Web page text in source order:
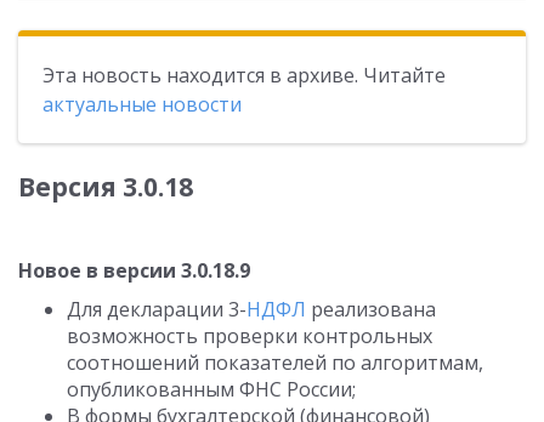
Эта новость находится в архиве. Читайте
актуальные новости
Версия 3.0.18
Новое в версии 3.0.18.9
Для декларации 3-НДФЛ реализована
возможность проверки контрольных
соотношений показателей по алгоритмам,
опубликованным ФНС России;
В формы бухгалтерской (финансовой)